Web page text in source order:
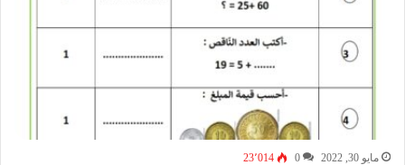
مايو 30, 2022 0 23٬014